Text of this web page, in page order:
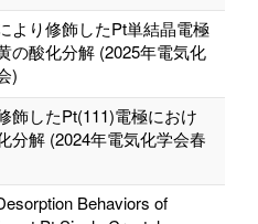
より修飾したPt単結晶電極
の酸化分解 (2025年電気化
)
飾したPt(111)電極におけ
分解 (2024年電気化学会春
Behaviors of